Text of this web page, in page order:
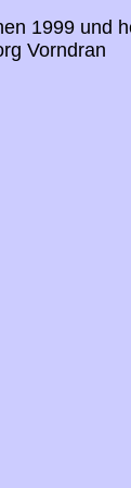
1999 und
Vorndran